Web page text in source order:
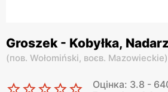
Groszek - Kobyłka,
(пов. Wołomiński, воєв. Mazowieckie)
Оцінка: 3.8 -